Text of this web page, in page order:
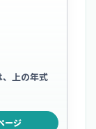
上の年式
ージ